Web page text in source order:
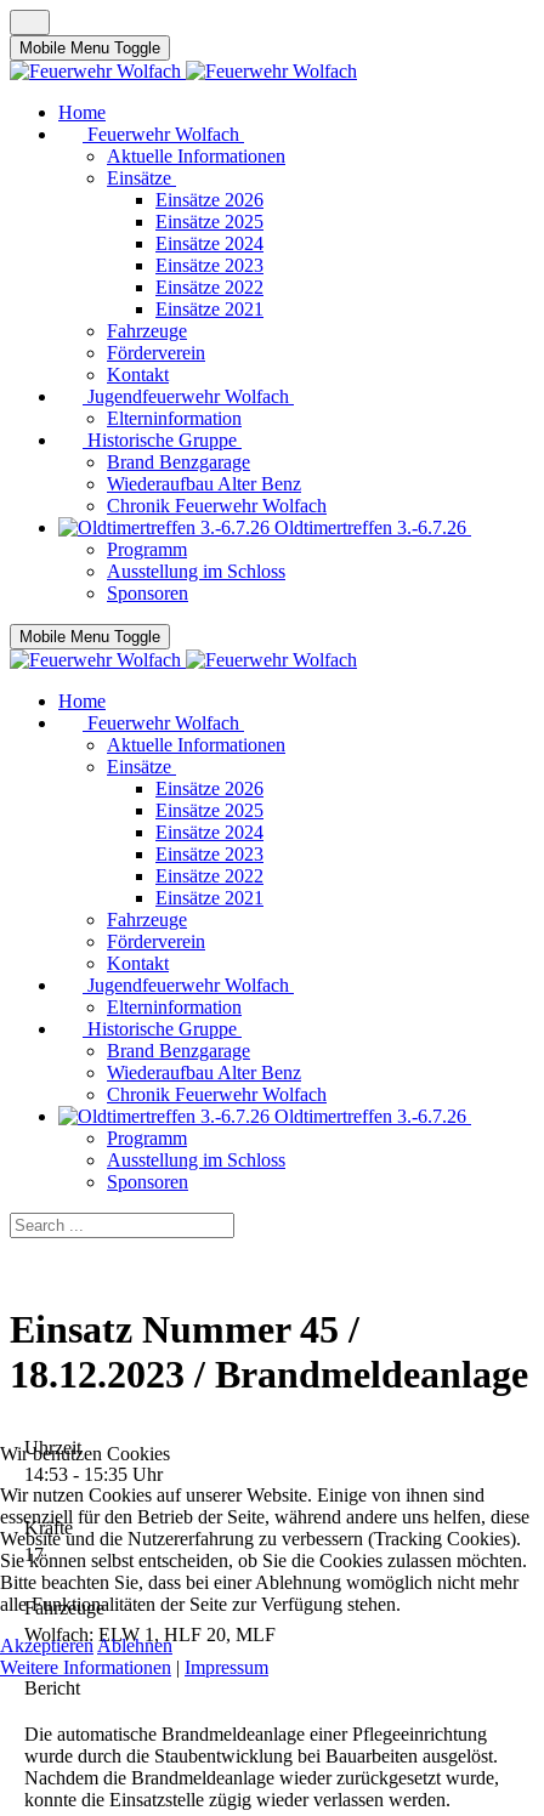
Mobile Menu Toggle
Home
Feuerwehr Wolfach
Aktuelle Informationen
Einsätze
Einsätze 2026
Einsätze 2025
Einsätze 2024
Einsätze 2023
Einsätze 2022
Einsätze 2021
Fahrzeuge
Förderverein
Kontakt
Jugendfeuerwehr Wolfach
Elterninformation
Historische Gruppe
Brand Benzgarage
Wiederaufbau Alter Benz
Chronik Feuerwehr Wolfach
Oldtimertreffen 3.-6.7.26
Programm
Ausstellung im Schloss
Sponsoren
Mobile Menu Toggle
Home
Feuerwehr Wolfach
Aktuelle Informationen
Einsätze
Einsätze 2026
Einsätze 2025
Einsätze 2024
Einsätze 2023
Einsätze 2022
Einsätze 2021
Fahrzeuge
Förderverein
Kontakt
Jugendfeuerwehr Wolfach
Elterninformation
Historische Gruppe
Brand Benzgarage
Wiederaufbau Alter Benz
Chronik Feuerwehr Wolfach
Oldtimertreffen 3.-6.7.26
Programm
Ausstellung im Schloss
Sponsoren
Einsatz Nummer 45 /
18.12.2023 / Brandmeldeanlage
Uhrzeit
14:53 - 15:35 Uhr
Kräfte
17
Fahrzeuge
Wolfach: ELW 1, HLF 20, MLF
Bericht
Die automatische Brandmeldeanlage einer Pflegeeinrichtung
wurde durch die Staubentwicklung bei Bauarbeiten ausgelöst.
Nachdem die Brandmeldeanlage wieder zurückgesetzt wurde,
konnte die Einsatzstelle zügig wieder verlassen werden.
Wir benutzen Cookies
Wir nutzen Cookies auf unserer Website. Einige von ihnen sind
essenziell für den Betrieb der Seite, während andere uns helfen, diese
Website und die Nutzererfahrung zu verbessern (Tracking Cookies).
Sie können selbst entscheiden, ob Sie die Cookies zulassen möchten.
Bitte beachten Sie, dass bei einer Ablehnung womöglich nicht mehr
alle Funktionalitäten der Seite zur Verfügung stehen.
Akzeptieren Ablehnen
Weitere Informationen | Impressum